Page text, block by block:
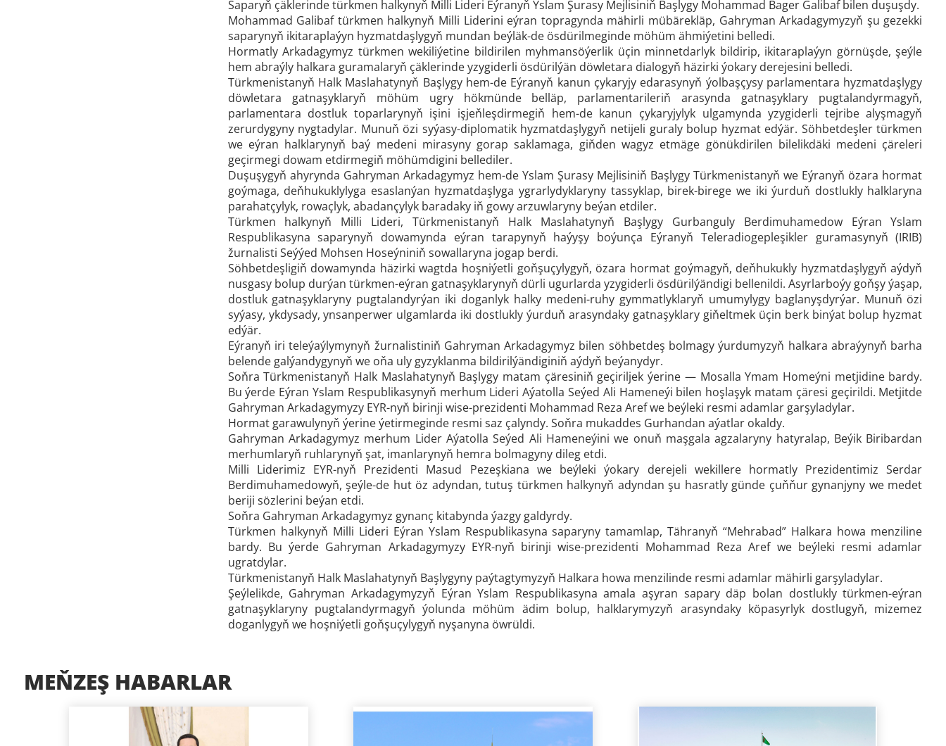
Saparyň çäklerinde türkmen halkynyň Milli Lideri Eýranyň Yslam Şurasy Mejlisiniň Başlygy Mohammad Bager Galibaf bilen duşuşdy.
Mohammad Galibaf türkmen halkynyň Milli Liderini eýran topragynda mähirli mübärekläp, Gahryman Arkadagymyzyň şu gezekki
saparynyň ikitaraplaýyn hyzmatdaşlygyň mundan beýläk-de ösdürilmeginde möhüm ähmiýetini belledi.
Hormatly Arkadagymyz türkmen wekiliýetine bildirilen myhmansöýerlik üçin minnetdarlyk bildirip, ikitaraplaýyn görnüşde, şeýle
hem abraýly halkara guramalaryň çäklerinde yzygiderli ösdürilýän döwletara dialogyň häzirki ýokary derejesini belledi.
Türkmenistanyň Halk Maslahatynyň Başlygy hem-de Eýranyň kanun çykaryjy edarasynyň ýolbaşçysy parlamentara hyzmatdaşlygy
döwletara gatnaşyklaryň möhüm ugry hökmünde belläp, parlamentarileriň arasynda gatnaşyklary pugtalandyrmagyň,
parlamentara dostluk toparlarynyň işini işjeňleşdirmegiň hem-de kanun çykaryjylyk ulgamynda yzygiderli tejribe alyşmagyň
zerurdygyny nygtadylar. Munuň özi syýasy-diplomatik hyzmatdaşlygyň netijeli guraly bolup hyzmat edýär. Söhbetdeşler türkmen
we eýran halklarynyň baý medeni mirasyny gorap saklamaga, giňden wagyz etmäge gönükdirilen bilelikdäki medeni çäreleri
geçirmegi dowam etdirmegiň möhümdigini bellediler.
Duşuşygyň ahyrynda Gahryman Arkadagymyz hem-de Yslam Şurasy Mejlisiniň Başlygy Türkmenistanyň we Eýranyň özara hormat
goýmaga, deňhukuklylyga esaslanýan hyzmatdaşlyga ygrarlydyklaryny tassyklap, birek-birege we iki ýurduň dostlukly halklaryna
parahatçylyk, rowaçlyk, abadançylyk baradaky iň gowy arzuwlaryny beýan etdiler.
Türkmen halkynyň Milli Lideri, Türkmenistanyň Halk Maslahatynyň Başlygy Gurbanguly Berdimuhamedow Eýran Yslam
Respublikasyna saparynyň dowamynda eýran tarapynyň haýyşy boýunça Eýranyň Teleradiogepleşikler guramasynyň (IRIB)
žurnalisti Seýýed Mohsen Hoseýniniň sowallaryna jogap berdi.
Söhbetdeşligiň dowamynda häzirki wagtda hoşniýetli goňşuçylygyň, özara hormat goýmagyň, deňhukukly hyzmatdaşlygyň aýdyň
nusgasy bolup durýan türkmen-eýran gatnaşyklarynyň dürli ugurlarda yzygiderli ösdürilýändigi bellenildi. Asyrlarboýy goňşy ýaşap,
dostluk gatnaşyklaryny pugtalandyrýan iki doganlyk halky medeni-ruhy gymmatlyklaryň umumylygy baglanyşdyrýar. Munuň özi
syýasy, ykdysady, ynsanperwer ulgamlarda iki dostlukly ýurduň arasyndaky gatnaşyklary giňeltmek üçin berk binýat bolup hyzmat
edýär.
Eýranyň iri teleýaýlymynyň žurnalistiniň Gahryman Arkadagymyz bilen söhbetdeş bolmagy ýurdumyzyň halkara abraýynyň barha
belende galýandygynyň we oňa uly gyzyklanma bildirilýändiginiň aýdyň beýanydyr.
Soňra Türkmenistanyň Halk Maslahatynyň Başlygy matam çäresiniň geçiriljek ýerine — Mosalla Ymam Homeýni metjidine bardy.
Bu ýerde Eýran Yslam Respublikasynyň merhum Lideri Aýatolla Seýed Ali Hameneýi bilen hoşlaşyk matam çäresi geçirildi. Metjitde
Gahryman Arkadagymyzy EYR-nyň birinji wise-prezidenti Mohammad Reza Aref we beýleki resmi adamlar garşyladylar.
Hormat garawulynyň ýerine ýetirmeginde resmi saz çalyndy. Soňra mukaddes Gurhandan aýatlar okaldy.
Gahryman Arkadagymyz merhum Lider Aýatolla Seýed Ali Hameneýini we onuň maşgala agzalaryny hatyralap, Beýik Biribardan
merhumlaryň ruhlarynyň şat, imanlarynyň hemra bolmagyny dileg etdi.
Milli Liderimiz EYR-nyň Prezidenti Masud Pezeşkiana we beýleki ýokary derejeli wekillere hormatly Prezidentimiz Serdar
Berdimuhamedowyň, şeýle-de hut öz adyndan, tutuş türkmen halkynyň adyndan şu hasratly günde çuňňur gynanjyny we medet
beriji sözlerini beýan etdi.
Soňra Gahryman Arkadagymyz gynanç kitabynda ýazgy galdyrdy.
Türkmen halkynyň Milli Lideri Eýran Yslam Respublikasyna saparyny tamamlap, Tähranyň “Mehrabad” Halkara howa menziline
bardy. Bu ýerde Gahryman Arkadagymyzy EYR-nyň birinji wise-prezidenti Mohammad Reza Aref we beýleki resmi adamlar
ugratdylar.
Türkmenistanyň Halk Maslahatynyň Başlygyny paýtagtymyzyň Halkara howa menzilinde resmi adamlar mähirli garşyladylar.
Şeýlelikde, Gahryman Arkadagymyzyň Eýran Yslam Respublikasyna amala aşyran sapary däp bolan dostlukly türkmen-eýran
gatnaşyklaryny pugtalandyrmagyň ýolunda möhüm ädim bolup, halklarymyzyň arasyndaky köpasyrlyk dostlugyň, mizemez
doganlygyň we hoşniýetli goňşuçylygyň nyşanyna öwrüldi.
MEŇZEŞ HABARLAR